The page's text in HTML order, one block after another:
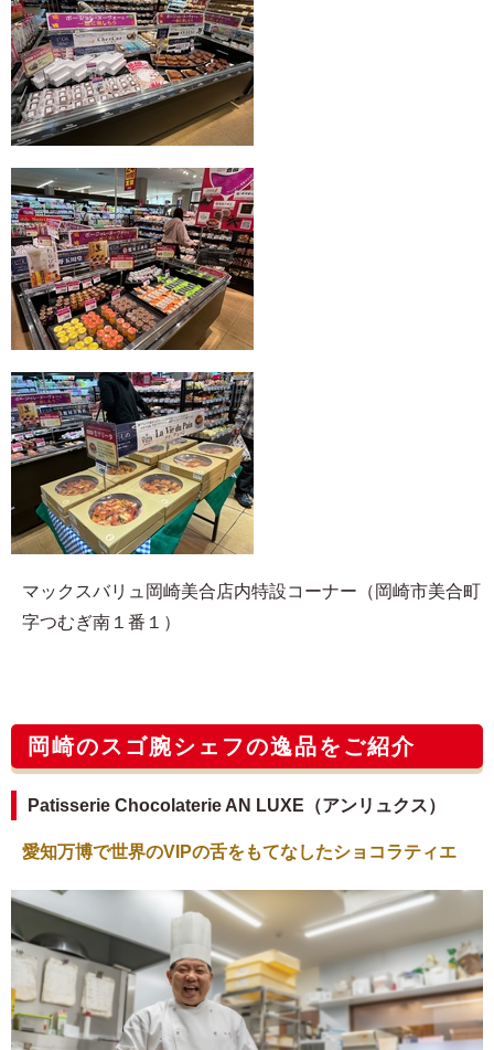
マックスバリュ岡崎美合店内特設コーナー（岡崎市美合町
字つむぎ南１番１）
岡崎のスゴ腕シェフの逸品をご紹介
Patisserie Chocolaterie AN LUXE（アンリュクス）
愛知万博で世界のVIPの舌をもてなしたショコラティエ